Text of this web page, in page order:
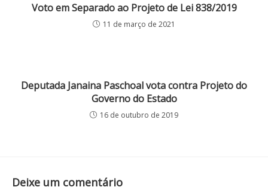
Voto em Separado ao Projeto de Lei 838/2019
11 de março de 2021
Deputada Janaina Paschoal vota contra Projeto do
Governo do Estado
16 de outubro de 2019
Deixe um comentário